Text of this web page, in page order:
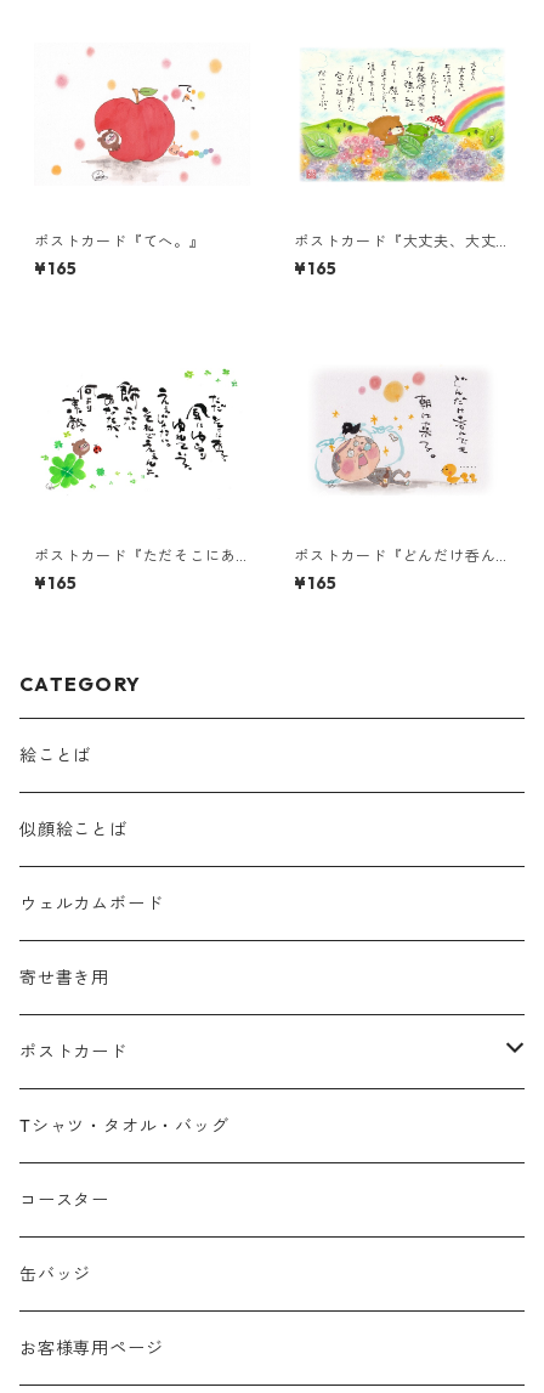
ポストカード『てへ。』
¥165
ポストカード『大丈夫、大丈
夫。その涙は、たからも
の。』
¥165
ポストカード『ただそこにあ
る。風にゆらり・・・』
¥165
ポストカード『どんだけ呑ん
でも・・・』
¥165
CATEGORY
絵ことば
似顔絵ことば
ウェルカムボード
寄せ書き用
ポストカード
広島弁
春
夏
秋
Tシャツ・タオル・バッグ
コースター
缶バッジ
お客様専用ページ